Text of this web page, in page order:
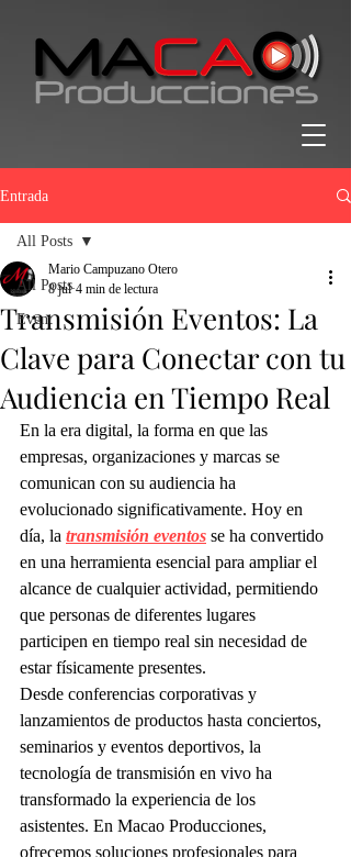
Entrada
All Posts
Event
All Posts
Transmisión Eventos: La
Clave para Conectar con tu
Audiencia en Tiempo Real
Mario Campuzano Otero
8 jul 4 min de lectura
En la era digital, la forma en que las
empresas, organizaciones y marcas se
comunican con su audiencia ha
evolucionado significativamente. Hoy en
día, la transmisión eventos se ha convertido
en una herramienta esencial para ampliar el
alcance de cualquier actividad, permitiendo
que personas de diferentes lugares
participen en tiempo real sin necesidad de
estar físicamente presentes.
Desde conferencias corporativas y
lanzamientos de productos hasta conciertos,
seminarios y eventos deportivos, la
tecnología de transmisión en vivo ha
transformado la experiencia de los
asistentes. En Macao Producciones,
ofrecemos soluciones profesionales para